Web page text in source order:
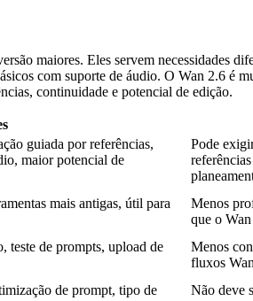
maiores. Eles servem necessidades
com suporte de áudio. O Wan 2.6 é
continuidade e potencial de edição.
guiada por referências,
maior potencial de
Pode
mais antigas, útil para
Menos
que o
teste de prompts, upload de
Menos
fluxos
de prompt, tipo de
Não deve